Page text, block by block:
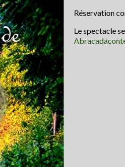
Réservation
Le spectacle